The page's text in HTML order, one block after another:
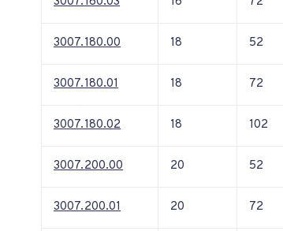
3007.180.00 18 52
3007.180.01 18 72
3007.180.02 18 102
3007.200.00 20 52
3007.200.01 20 72